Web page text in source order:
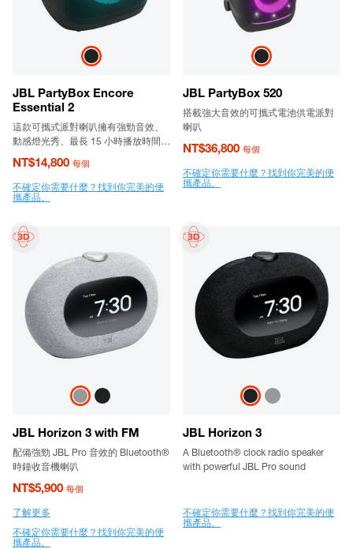
JBL PartyBox Encore
Essential 2
這款可攜式派對喇叭擁有強勁音效、
動感燈光秀、最長 15 小時播放時間，
以及方便攜帶的把手。
NT$14,800 每個
不確定你需要什麼？找到你完美的便
攜產品。
JBL PartyBox 520
搭載強大音效的可攜式電池供電派對
喇叭
NT$36,800 每個
不確定你需要什麼？找到你完美的便
攜產品。
JBL Horizon 3 with FM
配備強勁 JBL Pro 音效的 Bluetooth®
時鐘收音機喇叭
NT$5,900 每個
了解更多
不確定你需要什麼？找到你完美的便
攜產品。
JBL Horizon 3
A Bluetooth® clock radio speaker
with powerful JBL Pro sound
不確定你需要什麼？找到你完美的便
攜產品。